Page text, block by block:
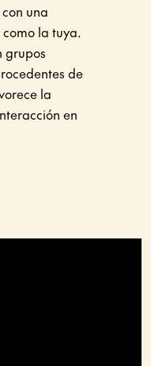
una
la tuya.
grupos
de
la
en